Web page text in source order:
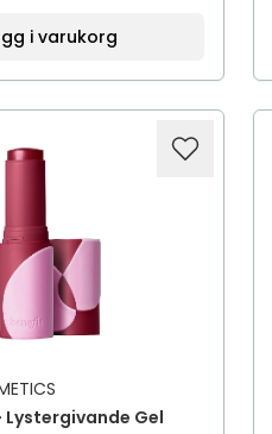
i varukorg
Lystergivande Gel